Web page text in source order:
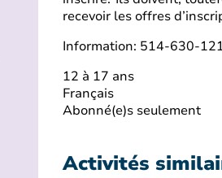
recevoir les offres
Information: 514-630-
12 à 17 ans
Français
Abonné(e)s seulement
Activités